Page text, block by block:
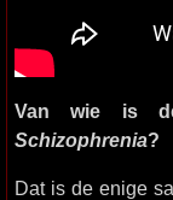
Van wie is
Schizophrenia?
Dat is de enige